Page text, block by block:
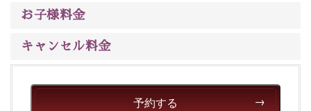
※交通規制などにより運行できない日がございます
したら幸いです。
お子様料金
キャンセル料金
予約する